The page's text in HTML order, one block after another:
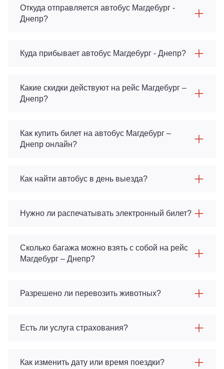
Откуда отправляется автобус Магдебург -
Днепр?
Куда прибывает автобус Магдебург - Днепр?
Какие скидки действуют на рейс Магдебург –
Днепр?
Как купить билет на автобус Магдебург –
Днепр онлайн?
Как найти автобус в день выезда?
Нужно ли распечатывать электронный билет?
Сколько багажа можно взять с собой на рейс
Магдебург – Днепр?
Разрешено ли перевозить животных?
Есть ли услуга страхования?
Как изменить дату или время поездки?